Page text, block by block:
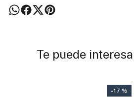
Te puede
- 17 %